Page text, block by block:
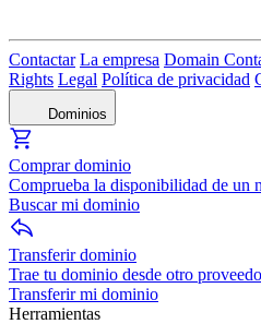
Contactar La empresa Domain
Rights Legal Política de privacidad
Dominios
Comprar dominio
Comprueba la disponibilidad de un
Buscar mi dominio
Transferir dominio
Trae tu dominio desde otro
Transferir mi dominio
Herramientas